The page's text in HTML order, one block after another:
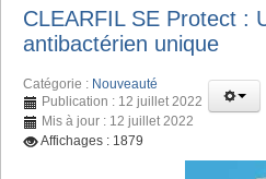
CLEARFIL SE Protect :
antibactérien unique
Catégorie : Nouveauté
Publication : 12 juillet 2022
Mis à jour : 12 juillet 2022
Affichages : 1879